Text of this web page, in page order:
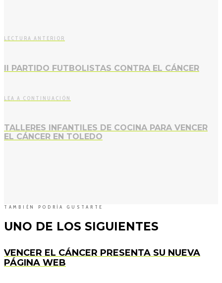
LECTURA ANTERIOR
II PARTIDO FUTBOLISTAS CONTRA EL CÁNCER
LEA A CONTINUACIÓN
TALLERES INFANTILES DE COCINA PARA VENCER
EL CÁNCER EN TOLEDO
TAMBIÉN PODRÍA GUSTARTE
UNO DE LOS SIGUIENTES
VENCER EL CÁNCER PRESENTA SU NUEVA
PÁGINA WEB